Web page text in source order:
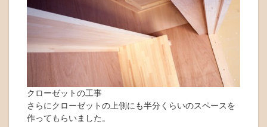
クローゼットの工事
さらにクローゼットの上側にも半分くらいのスペースを
作ってもらいました。